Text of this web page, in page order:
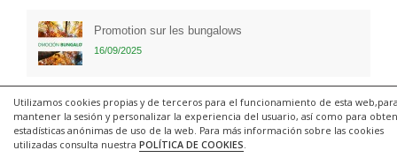
Utilizamos cookies propias y de terceros para el funcionamiento de esta
mantener la sesión y personalizar la experiencia del usuario, así como para
estadísticas anónimas de uso de la web. Para más información sobre las cookies
utilizadas consulta nuestra POLÍTICA DE COOKIES.
Promotion sur les bungalows
16/09/2025
Promotion pour le camping
16/09/2025